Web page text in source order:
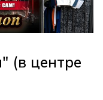
(в центре